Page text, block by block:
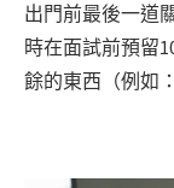
出門前最後一道
時在面試前預留
餘的東西（例如